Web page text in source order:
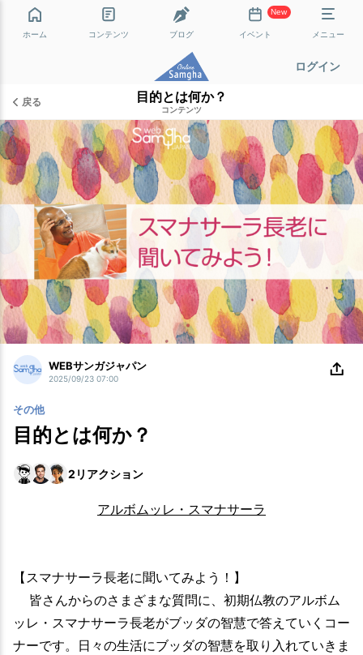
ホーム コンテンツ ブログ
New
イベント メニュー
ログイン
戻る 目的とは何か？
コンテンツ
WEBサンガジャパン
2025/09/23 07:00
その他
目的とは何か？
2 リアクション
アルボムッレ・スマナサーラ
【スマナサーラ長老に聞いてみよう！】
皆さんからのさまざまな質問に、初期仏教のアルボム
ッレ・スマナサーラ長老がブッダの智慧で答えていくコー
ナーです。日々の生活にブッダの智慧を取り入れていきま